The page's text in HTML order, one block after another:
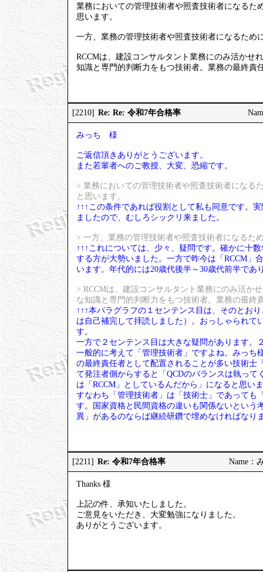
業務においての管理技術者や照査技術者になるた
思います。
一方、業務の管理技術者や照査技術者になるため
RCCMは、建設コンサルタント業務にのみ活かせ
知識と専門的判断力をもつ技術者。業務の最終責
[2210] Re: Re: 令和7年合格率
みっち 様
ご返信頂きありがとうございます。
また若輩者へのご教授、大変、恐縮です。
> 業務においての管理技術者や照査技術者になる
と思います。
↑↑↑この条件であれば役割として私も同意です。
ましたので、むしろシックリ来ました。
> 一方、業務の管理技術者や照査技術者になるた
↑↑↑これについては、少々、疑問です。確かに十
する方が大勢いました。一方で昨今は「RCCM」
います。年代的には20歳代後半～30歳代前半で
> RCCMは、建設コンサルタント業務にのみ活か
な知識と専門的判断力をもつ技術者。業務の最
↑↑↑本パラグラフの１センテンス目は、そのとお
は自己補完して拝読しました）。おっしゃられ
す。
一方で２センテンス目は大きな疑問があります。
一般的に考えて「管理技術者」ですよね。みっち
の最終責任者として配置されることが多い技術士
て発注者側からすると「QCDのバランスは執っ
は「RCCM」としているんだから」になると思い
すなわち「管理技術者」は「技術士」であっても
す。国家資格と民間資格の違いも関係ないという
異」があるのならば継続研鑽で埋めなければなり
[2211] Re: 令和7年合格率 Name：
Thanks 様
上記の件、承知いたしました。
ご意見をいただき、大変勉強になりました。
ありがとうございます。